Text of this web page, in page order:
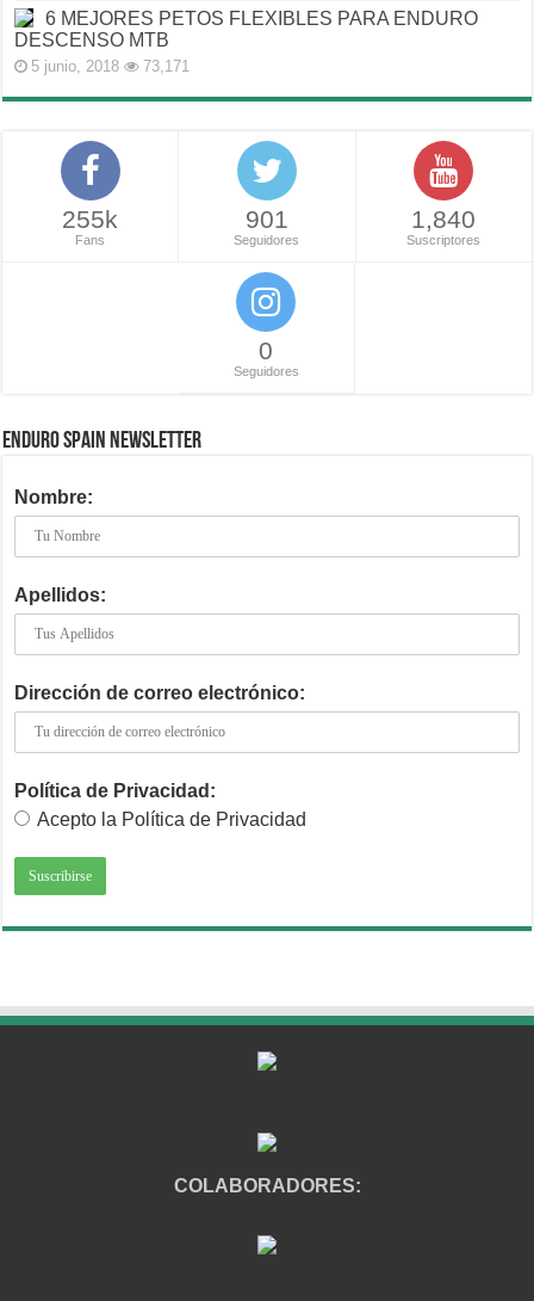
6 MEJORES PETOS FLEXIBLES PARA ENDURO
DESCENSO MTB
5 junio, 2018 73,171
255k
Fans
901
Seguidores
1,840
Suscriptores
0
Seguidores
ENDURO SPAIN NEWSLETTER
Nombre:
Apellidos:
Dirección de correo electrónico:
Política de Privacidad:
Acepto la Política de Privacidad
COLABORADORES: